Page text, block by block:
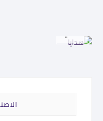
هدايا